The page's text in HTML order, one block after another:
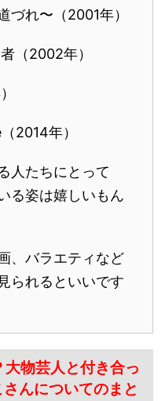
づれ〜（2001年）
（2002年）
2014年）
人たちにとって
る姿は嬉しいもん
、バラエティなど
られるといいです
物芸人と付き合っ
んについてのまと